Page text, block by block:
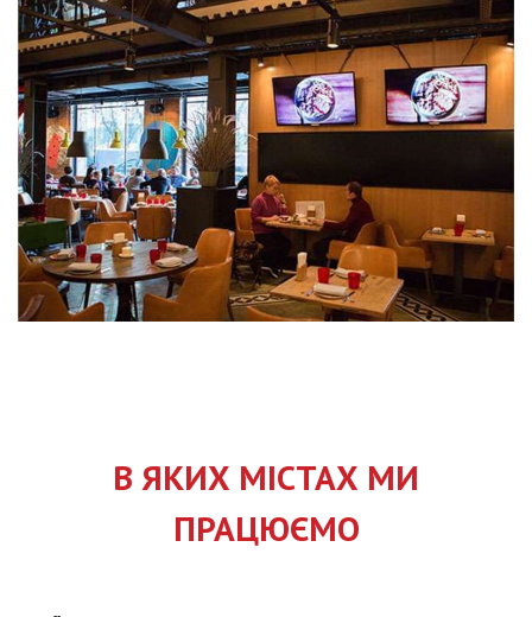
В ЯКИХ МІСТАХ МИ
ПРАЦЮЄМО